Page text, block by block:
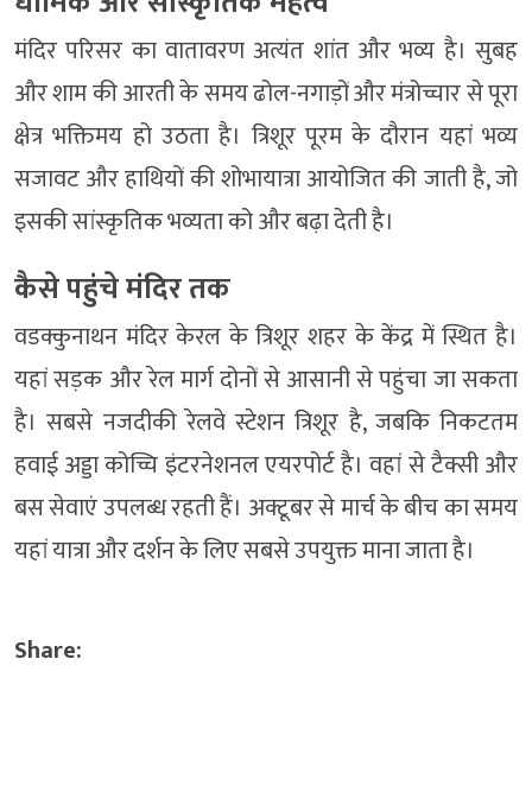
मंदिर परिसर का वातावरण अत्यंत शांत और भव्य है। सुबह
और शाम की आरती के समय ढोल-नगाड़ों और मंत्रोच्चार से पूरा
क्षेत्र भक्तिमय हो उठता है। त्रिशूर पूरम के दौरान यहां भव्य
सजावट और हाथियों की शोभायात्रा आयोजित की जाती है, जो
इसकी सांस्कृतिक भव्यता को और बढ़ा देती है।
कैसे पहुंचे मंदिर तक
वडक्कुनाथन मंदिर केरल के त्रिशूर शहर के केंद्र में स्थित है।
यहां सड़क और रेल मार्ग दोनों से आसानी से पहुंचा जा सकता
है। सबसे नजदीकी रेलवे स्टेशन त्रिशूर है, जबकि निकटतम
हवाई अड्डा कोच्चि इंटरनेशनल एयरपोर्ट है। वहां से टैक्सी और
बस सेवाएं उपलब्ध रहती हैं। अक्टूबर से मार्च के बीच का समय
यहां यात्रा और दर्शन के लिए सबसे उपयुक्त माना जाता है।
Share: